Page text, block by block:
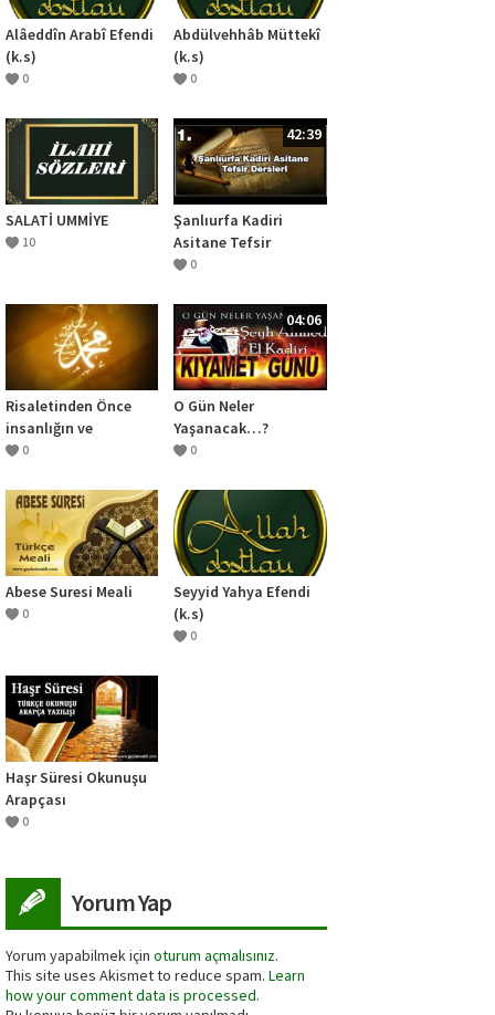
Alâeddîn Arabî Efendi
(k.s)
0
Abdülvehhâb Müttekî
(k.s)
0
SALATİ UMMİYE
10
42:39
Şanlıurfa Kadiri
Asitane Tefsir
Dersleri 1.Bölüm
0
Risaletinden Önce
insanlığın ve
Dünyanın Durumu
0
04:06
O Gün Neler
Yaşanacak…?
0
Abese Suresi Meali
0
Seyyid Yahya Efendi
(k.s)
0
Haşr Süresi Okunuşu
Arapçası
0
Yorum Yap
Yorum yapabilmek için oturum açmalısınız.
This site uses Akismet to reduce spam. Learn
how your comment data is processed.